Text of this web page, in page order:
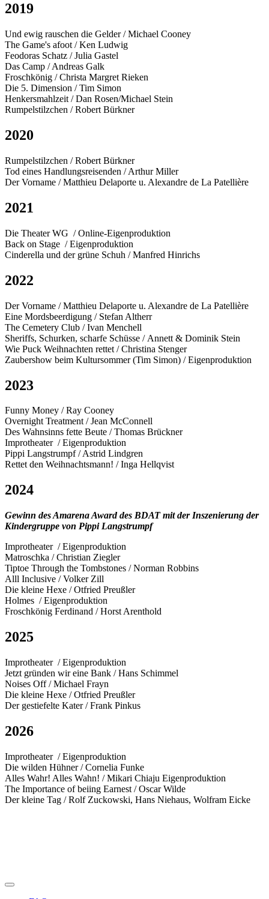
2019
Und ewig rauschen die Gelder / Michael Cooney
The Game's afoot / Ken Ludwig
Feodoras Schatz / Julia Gastel
Das Camp / Andreas Galk
Froschkönig / Christa Margret Rieken
Die 5. Dimension / Tim Simon
Henkersmahlzeit / Dan Rosen/Michael Stein
Rumpelstilzchen / Robert Bürkner
2020
Rumpelstilzchen / Robert Bürkner
Tod eines Handlungsreisenden / Arthur Miller
Der Vorname / Matthieu Delaporte u. Alexandre de La Patellière
2021
Die Theater WG / Online-Eigenproduktion
Back on Stage / Eigenproduktion
Cinderella und der grüne Schuh / Manfred Hinrichs
2022
Der Vorname / Matthieu Delaporte u. Alexandre de La Patellière
Eine Mordsbeerdigung / Stefan Altherr
The Cemetery Club / Ivan Menchell
Sheriffs, Schurken, scharfe Schüsse / Annett & Dominik Stein
Wie Puck Weihnachten rettet / Christina Stenger
Zaubershow beim Kultursommer (Tim Simon) / Eigenproduktion
2023
Funny Money / Ray Cooney
Overnight Treatment / Jean McConnell
Des Wahnsinns fette Beute / Thomas Brückner
Improtheater / Eigenproduktion
Pippi Langstrumpf / Astrid Lindgren
Rettet den Weihnachtsmann! / Inga Hellqvist
2024
Gewinn des Amarena Award des BDAT mit der Inszenierung der
Kindergruppe von Pippi Langstrumpf
Improtheater / Eigenproduktion
Matroschka / Christian Ziegler
Tiptoe Through the Tombstones / Norman Robbins
Alll Inclusive / Volker Zill
Die kleine Hexe / Otfried Preußler
Holmes / Eigenproduktion
Froschkönig Ferdinand / Horst Arenthold
2025
Improtheater / Eigenproduktion
Jetzt gründen wir eine Bank / Hans Schimmel
Noises Off / Michael Frayn
Die kleine Hexe / Otfried Preußler
Der gestiefelte Kater / Frank Pinkus
2026
Improtheater / Eigenproduktion
Die wilden Hühner / Cornelia Funke
Alles Wahr! Alles Wahn! / Mikari Chiaju Eigenproduktion
The Importance of beiing Earnest / Oscar Wilde
Der kleine Tag / Rolf Zuckowski, Hans Niehaus, Wolfram Eicke